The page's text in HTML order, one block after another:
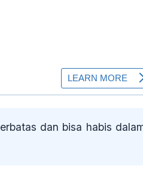
dan bisa habis